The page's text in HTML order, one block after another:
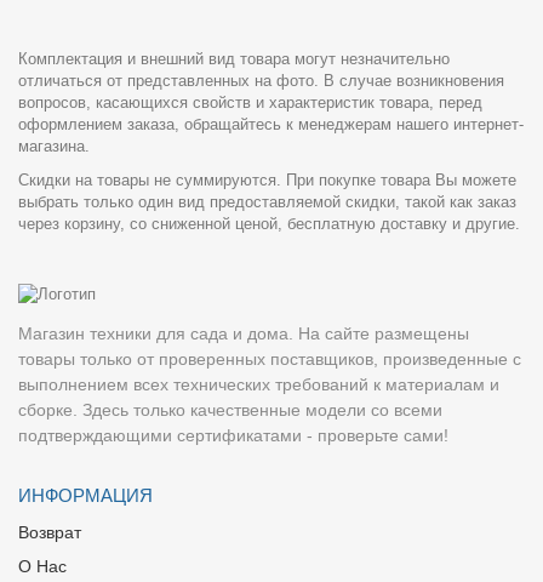
Комплектация и внешний вид товара могут незначительно
отличаться от представленных на фото. В случае возникновения
вопросов, касающихся свойств и характеристик товара, перед
оформлением заказа, обращайтесь к менеджерам нашего интернет-
магазина.
Скидки на товары не суммируются. При покупке товара Вы можете
выбрать только один вид предоставляемой скидки, такой как заказ
через корзину, со сниженной ценой, бесплатную доставку и другие.
Магазин техники для сада и дома. На сайте размещены
товары только от проверенных поставщиков, произведенные с
выполнением всех технических требований к материалам и
сборке. Здесь только качественные модели со всеми
подтверждающими сертификатами - проверьте сами!
ИНФОРМАЦИЯ
Возврат
О Нас